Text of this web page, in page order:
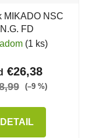
MIKADO NSC
N.G. FD
(1 ks)
€26,38
(–9 %)
DETAIL